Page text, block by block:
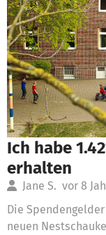
Ich habe
erhalten
Jane S. vor 8
Die
neuen